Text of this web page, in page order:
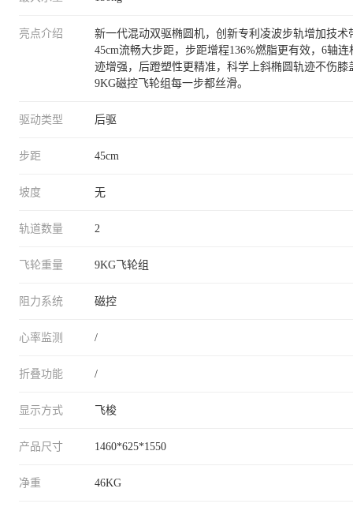
亮点介绍
新一代混动双驱椭圆机，创新专利凌波步轨增加技术
45cm流畅大步距，步距增程136%燃脂更有效，6轴连
迹增强，后蹬塑性更精准，科学上斜椭圆轨迹不伤膝
9KG磁控飞轮组每一步都丝滑。
驱动类型 后驱
步距 45cm
坡度 无
轨道数量 2
飞轮重量 9KG飞轮组
阻力系统 磁控
心率监测 /
折叠功能 /
显示方式 飞梭
产品尺寸 1460*625*1550
净重 46KG